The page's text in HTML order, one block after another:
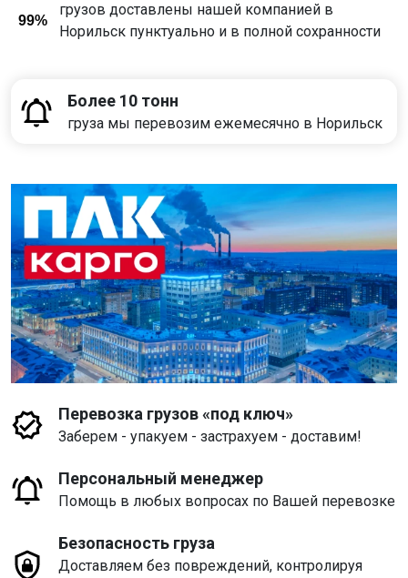
99%
грузов доставлены нашей компанией в
Норильск пунктуально и в полной сохранности
Более 10 тонн
груза мы перевозим ежемесячно в Норильск
Перевозка грузов «под ключ»
Заберем - упакуем - застрахуем - доставим!
Персональный менеджер
Помощь в любых вопросах по Вашей перевозке
Безопасность груза
Доставляем без повреждений, контролируя